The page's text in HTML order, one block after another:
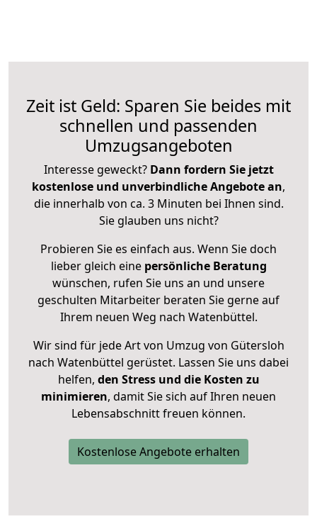
Zeit ist Geld: Sparen Sie beides mit
schnellen und passenden
Umzugsangeboten
Interesse geweckt? Dann fordern Sie jetzt
kostenlose und unverbindliche Angebote an,
die innerhalb von ca. 3 Minuten bei Ihnen sind.
Sie glauben uns nicht?
Probieren Sie es einfach aus. Wenn Sie doch
lieber gleich eine persönliche Beratung
wünschen, rufen Sie uns an und unsere
geschulten Mitarbeiter beraten Sie gerne auf
Ihrem neuen Weg nach Watenbüttel.
Wir sind für jede Art von Umzug von Gütersloh
nach Watenbüttel gerüstet. Lassen Sie uns dabei
helfen, den Stress und die Kosten zu
minimieren, damit Sie sich auf Ihren neuen
Lebensabschnitt freuen können.
Kostenlose Angebote erhalten